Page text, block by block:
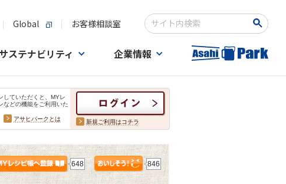
Global お客様相談室
検索キーワード入力
サステナビリティ 企業情報
していただくと、MYレ
などの機能をご利用いた
アサヒパークとは 新規ご利用はコチラ
648 846